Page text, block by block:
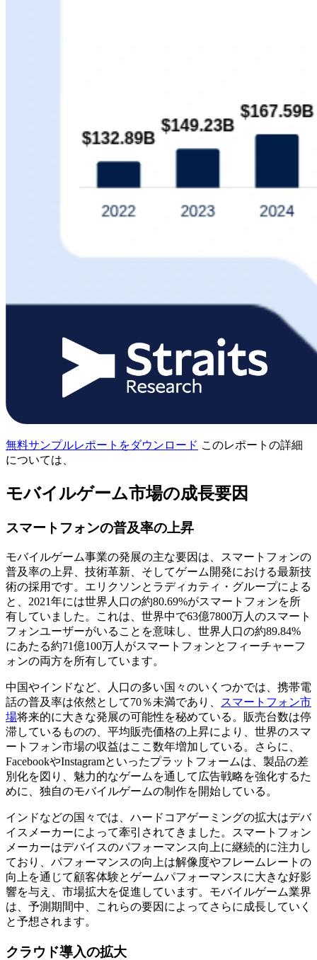
無料サンプルレポートをダウンロード このレポートの詳細
については、
モバイルゲーム市場の成長要因
スマートフォンの普及率の上昇
モバイルゲーム事業の発展の主な要因は、スマートフォンの
普及率の上昇、技術革新、そしてゲーム開発における最新技
術の採用です。エリクソンとラディカティ・グループによる
と、2021年には世界人口の約80.69%がスマートフォンを所
有していました。これは、世界中で63億7800万人のスマート
フォンユーザーがいることを意味し、世界人口の約89.84%
にあたる約71億100万人がスマートフォンとフィーチャーフ
ォンの両方を所有しています。
中国やインドなど、人口の多い国々のいくつかでは、携帯電
話の普及率は依然として70％未満であり、
スマートフォン市
場将来的に大きな発展の可能性を秘めている。販売台数は停
滞しているものの、平均販売価格の上昇により、世界のスマ
ートフォン市場の収益はここ数年増加している。さらに、
FacebookやInstagramといったプラットフォームは、製品の差
別化を図り、魅力的なゲームを通して広告戦略を強化するた
めに、独自のモバイルゲームの制作を開始している。
インドなどの国々では、ハードコアゲーミングの拡大はデバ
イスメーカーによって牽引されてきました。スマートフォン
メーカーはデバイスのパフォーマンス向上に継続的に注力し
ており、パフォーマンスの向上は解像度やフレームレートの
向上を通じて顧客体験とゲームパフォーマンスに大きな好影
響を与え、市場拡大を促進しています。モバイルゲーム業界
は、予測期間中、これらの要因によってさらに成長していく
と予想されます。
クラウド導入の拡大